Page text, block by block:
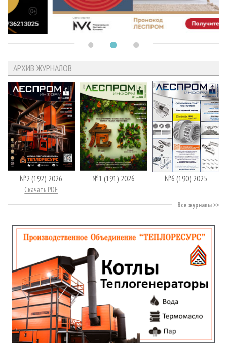
АРХИВ ЖУРНАЛОВ
№2 (192) 2026
Скачать PDF
№1 (191) 2026 №6 (190) 2025
Все журналы